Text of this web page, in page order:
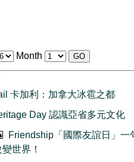
Month
卡加利：加拿大冰雹之都
Day 認識亞省多元文化
Friendship「國際友誼日」一
世界！